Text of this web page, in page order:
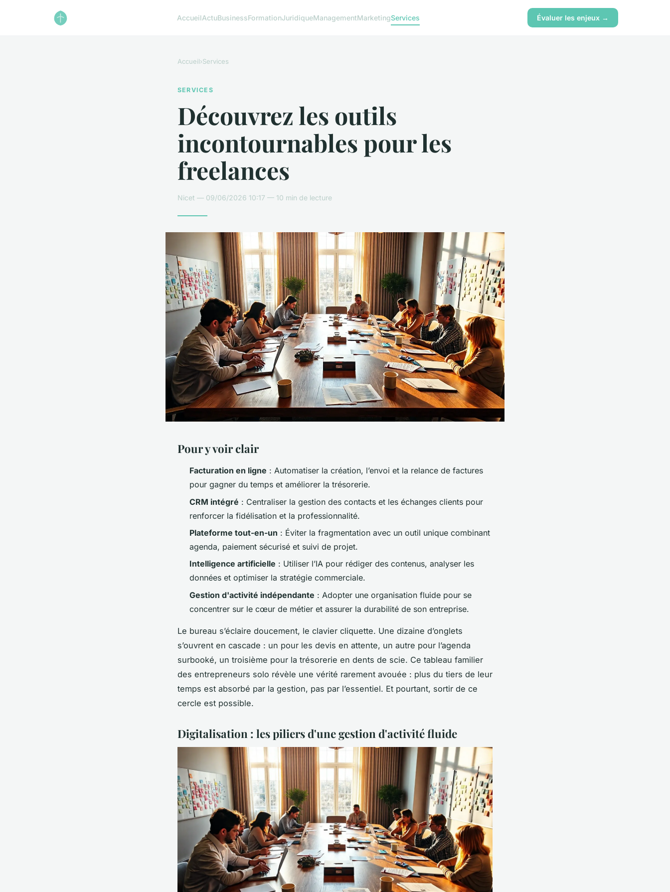
AccueilActuBusinessFormationJuridiqueManagementMarketingServices Évaluer les enjeux →
Accueil›Services
SERVICES
Découvrez les outils
incontournables pour les
freelances
Nicet — 09/06/2026 10:17 — 10 min de lecture
Pour y voir clair
Facturation en ligne : Automatiser la création, l’envoi et la relance de factures
pour gagner du temps et améliorer la trésorerie.
CRM intégré : Centraliser la gestion des contacts et les échanges clients pour
renforcer la fidélisation et la professionnalité.
Plateforme tout-en-un : Éviter la fragmentation avec un outil unique combinant
agenda, paiement sécurisé et suivi de projet.
Intelligence artificielle : Utiliser l’IA pour rédiger des contenus, analyser les
données et optimiser la stratégie commerciale.
Gestion d'activité indépendante : Adopter une organisation fluide pour se
concentrer sur le cœur de métier et assurer la durabilité de son entreprise.
Le bureau s’éclaire doucement, le clavier cliquette. Une dizaine d’onglets
s’ouvrent en cascade : un pour les devis en attente, un autre pour l’agenda
surbooké, un troisième pour la trésorerie en dents de scie. Ce tableau familier
des entrepreneurs solo révèle une vérité rarement avouée : plus du tiers de leur
temps est absorbé par la gestion, pas par l’essentiel. Et pourtant, sortir de ce
cercle est possible.
Digitalisation : les piliers d'une gestion d'activité fluide